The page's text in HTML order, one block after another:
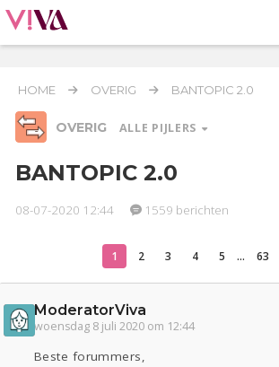
HOME OVERIG BANTOPIC 2.0
OVERIG ALLE PIJLERS
Relaties Werk & Studie Geld & Recht
Actueel
Oekraïne
Kinderen
Digi
Zwanger
Psyche
BANTOPIC 2.0
08-07-2020 12:44 1559 berichten
1 2 3 4 5 ... 63
ModeratorViva
woensdag 8 juli 2020 om 12:44
Beste forummers,